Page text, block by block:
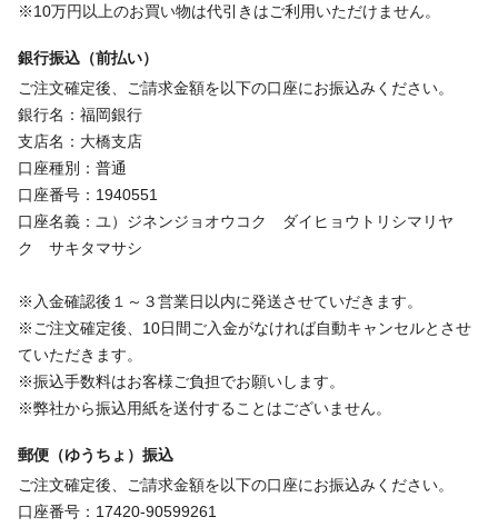
※10万円以上のお買い物は代引きはご利用いただけません。
銀行振込（前払い）
ご注文確定後、ご請求金額を以下の口座にお振込みください。
銀行名：福岡銀行
支店名：大橋支店
口座種別：普通
口座番号：1940551
口座名義：ユ）ジネンジョオウコク ダイヒョウトリシマリヤ
ク サキタマサシ
※入金確認後１～３営業日以内に発送させていだきます。
※ご注文確定後、10日間ご入金がなければ自動キャンセルとさせ
ていただきます。
※振込手数料はお客様ご負担でお願いします。
※弊社から振込用紙を送付することはございません。
郵便（ゆうちょ）振込
ご注文確定後、ご請求金額を以下の口座にお振込みください。
口座番号：17420-90599261